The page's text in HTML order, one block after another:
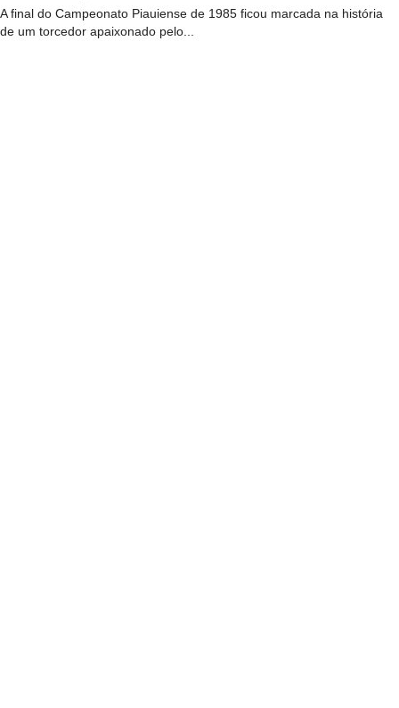
A final do Campeonato Piauiense de 1985 ficou marcada na história
de um torcedor apaixonado pelo...